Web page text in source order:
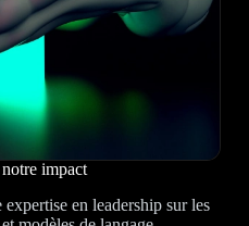
impact
en leadership sur les